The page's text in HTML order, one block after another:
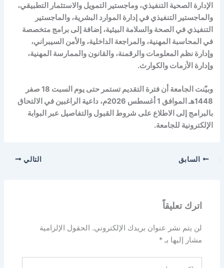
الإدارة الصحية التنفيذي، وماجستير التمويل والاستثمار التطبيقي،
والماجستير التنفيذي في إدارة الموارد البشرية، والماجستير
التنفيذي في الصحة والسلامة البيئية، إضافة إلى برامج متخصصة
في المحاسبة المهنية، والمراجعة الداخلية، والأمن السيبراني،
وإدارة نظم المعلومات والرقمنة، والقانون والممارسة المهنية،
وإدارة الأزمات والكوارث.
وبيّنت الجامعة أن فترة التقديم تستمر حتى يوم السبت 18 صفر
1448هـ الموافق 1 أغسطس 2026م، داعية الراغبين في الالتحاق
بالبرامج إلى الاطلاع على شروط القبول والتفاصيل عبر البوابة
الإلكترونية للجامعة.
السابق التالي
اترك تعليقاً
لن يتم نشر عنوان بريدك الإلكتروني.
الحقول الإلزامية
مشار إليها بـ*